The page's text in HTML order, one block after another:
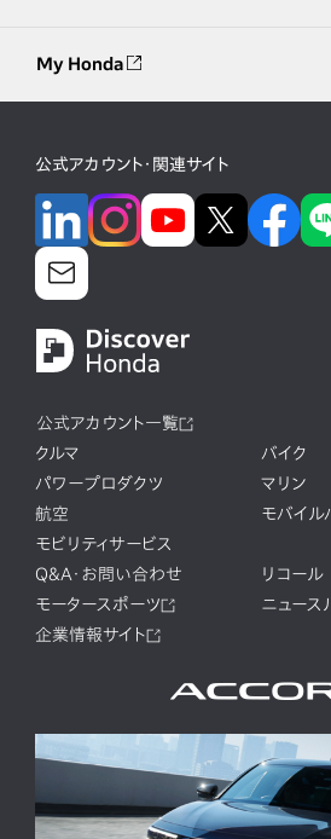
My Honda
公式アカウント・関連サイト
公式アカウント一覧
クルマ
バイク
パワープロダクツ
マリン
航空
モバイル
モビリティサービス
Q&A・お問い合わせ
リコール
モータースポーツ
ニュース
企業情報サイト